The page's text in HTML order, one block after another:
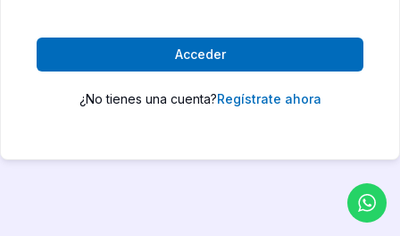
Acceder
¿No tienes una cuenta?Regístrate ahora